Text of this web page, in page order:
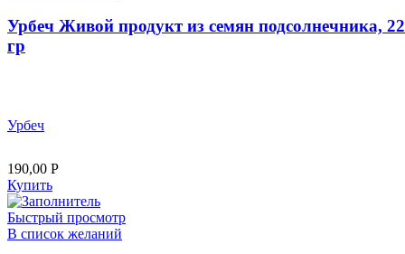
Урбеч Живой продукт из семян подсолнечника,
гр
Урбеч
190,00 Р
Купить
Быстрый просмотр
В список желаний